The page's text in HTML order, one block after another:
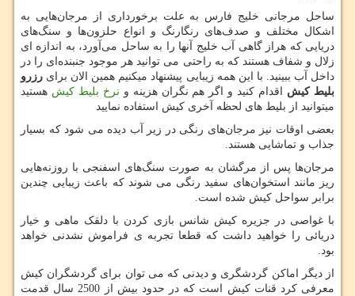
ساحل مرجانی خلیج فارس به علت برخورداری از مرجان‌هایی به
اشکال مختلف و صدف‌های رنگارنگ و انواع حلزون‌ها و سنگ‌های
دریایی که هراز گاهی آب خلیج آنها را به ساحل می‌آورد، به اندازه ای
زلال و شفاف هستند که به راحتی می توانید هر موجود جنبنده‌ای را در
داخل آب ببینید. با این همه زیبایی پیشنهاد میکنیم همین الان برای رزرو
بلیط کیش اقدام کنید و اگر هم نگران هزینه و نرخ بلیط کیش هستید
میتوانید از بلیط های لحظه آخری کیش استفاده نمایید
بعضی اوقات نیز مرجان‌های رنگی در زیر آب دیده می شود که بسیار
جذاب و تماشایی هستند.
مرجان‌ها پس از مرگشان به صورت سنگ‌های اسفنجی با روزنه‌هایی
ریز مانند استخوان‌های سفید رنگی می شوند که باعث زیبایی چندین
برابر سواحل کیش شده است.
با غواصی در جزیره کیش شانس بازی کردن با دلقک ماهی و خیار
دریائی را خواهید داشت که قطعا تجربه ی فراموش نشدنی خواهد
بود.
از دیگر اماکن گردشگری و دیدنی که می توان برای گردشگران کیش
معرفی کرد قنات کیش است که در حدود بیش از 2500 سال قدمت